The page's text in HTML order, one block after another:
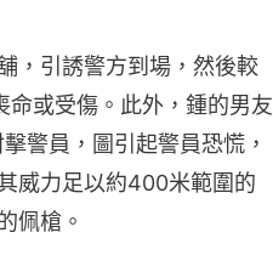
，引誘警方到場，然後較
或受傷。此外，鍾的男友
警員，圖引起警員恐慌，
威力足以約400米範圍的
佩槍。